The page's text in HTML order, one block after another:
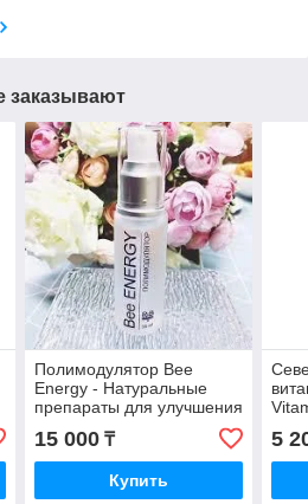
заказывают
Полимодулятор Bee
Energy - Натуральные
препараты для улучшения
процессов регенерации
15 000₸
Купить
5